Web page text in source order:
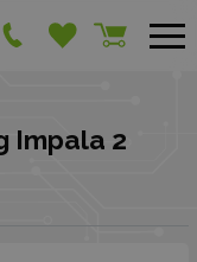
Impala 2